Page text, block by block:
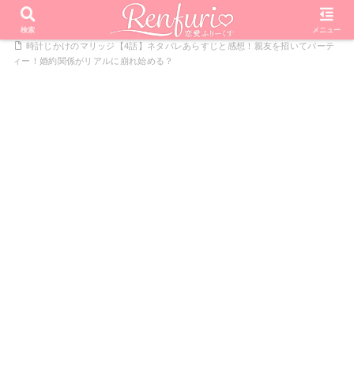
PR
ホーム 恋愛リアリティーショー
時計じかけのマリッジ
時計じかけのマリッジ【4話】ネタバレあらすじと感想！親友を招いてパーテ
ィー！婚約関係がリアルに崩れ始める？
検索 メニュー